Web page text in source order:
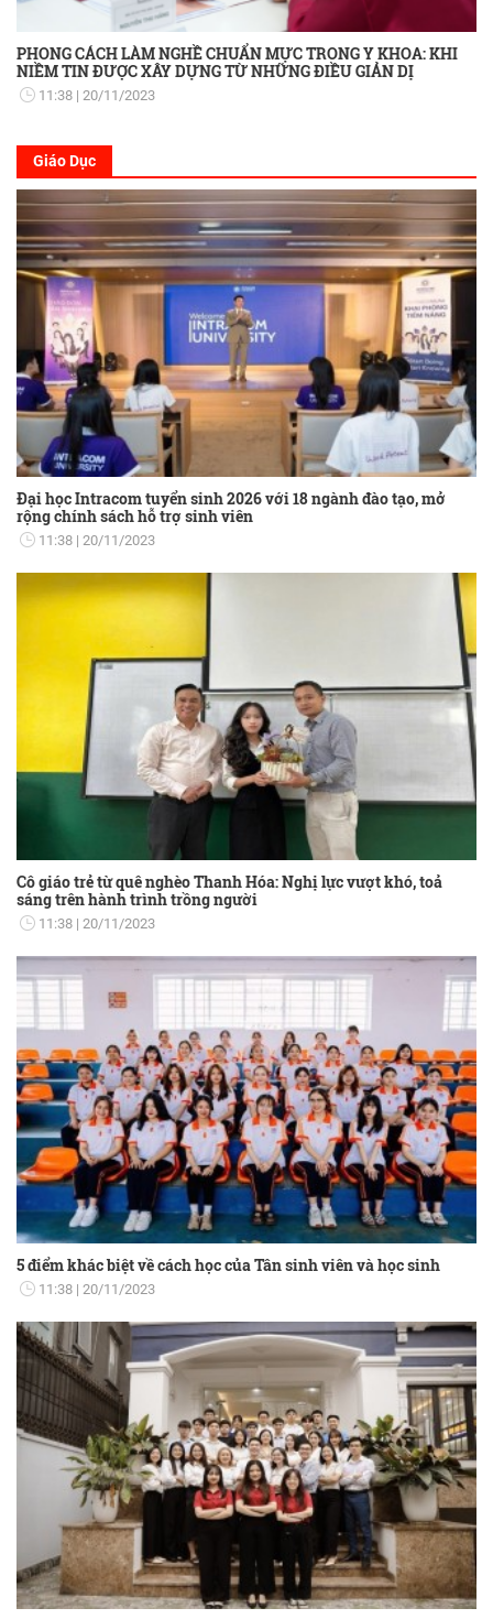
PHONG CÁCH LÀM NGHỀ CHUẨN MỰC TRONG Y KHOA: KHI
NIỀM TIN ĐƯỢC XÂY DỰNG TỪ NHỮNG ĐIỀU GIẢN DỊ
11:38 20/11/2023
Giáo Dục
Đại học Intracom tuyển sinh 2026 với 18 ngành đào tạo, mở
rộng chính sách hỗ trợ sinh viên
11:38 20/11/2023
Cô giáo trẻ từ quê nghèo Thanh Hóa: Nghị lực vượt khó, toả
sáng trên hành trình trồng người
11:38 20/11/2023
5 điểm khác biệt về cách học của Tân sinh viên và học sinh
11:38 20/11/2023